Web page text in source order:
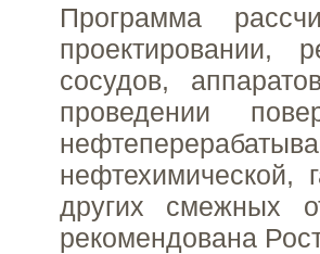
Программа
проектировании,
сосудов,
проведении
нефтехимической,
других смежных
рекомендована